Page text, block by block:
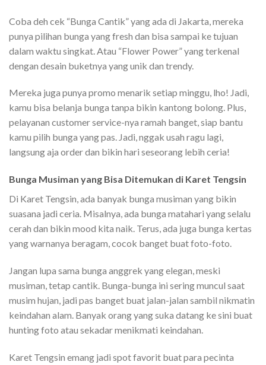
Coba deh cek “Bunga Cantik” yang ada di Jakarta, mereka
punya pilihan bunga yang fresh dan bisa sampai ke tujuan
dalam waktu singkat. Atau “Flower Power” yang terkenal
dengan desain buketnya yang unik dan trendy.
Mereka juga punya promo menarik setiap minggu, lho! Jadi,
kamu bisa belanja bunga tanpa bikin kantong bolong. Plus,
pelayanan customer service-nya ramah banget, siap bantu
kamu pilih bunga yang pas. Jadi, nggak usah ragu lagi,
langsung aja order dan bikin hari seseorang lebih ceria!
Bunga Musiman yang Bisa Ditemukan di Karet Tengsin
Di Karet Tengsin, ada banyak bunga musiman yang bikin
suasana jadi ceria. Misalnya, ada bunga matahari yang selalu
cerah dan bikin mood kita naik. Terus, ada juga bunga kertas
yang warnanya beragam, cocok banget buat foto-foto.
Jangan lupa sama bunga anggrek yang elegan, meski
musiman, tetap cantik. Bunga-bunga ini sering muncul saat
musim hujan, jadi pas banget buat jalan-jalan sambil nikmatin
keindahan alam. Banyak orang yang suka datang ke sini buat
hunting foto atau sekadar menikmati keindahan.
Karet Tengsin emang jadi spot favorit buat para pecinta